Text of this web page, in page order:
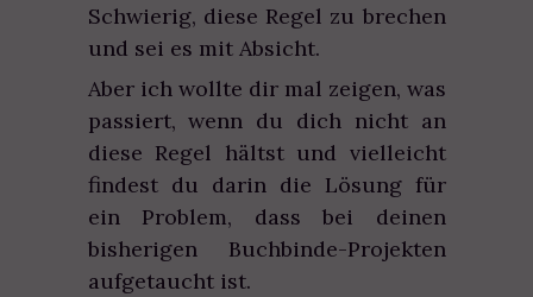
Schwierig, diese Regel zu brechen
und sei es mit Absicht.
Aber ich wollte dir mal zeigen, was
passiert, wenn du dich nicht an
diese Regel hältst und vielleicht
findest du darin die Lösung für
ein Problem, dass bei deinen
bisherigen Buchbinde-Projekten
aufgetaucht ist.